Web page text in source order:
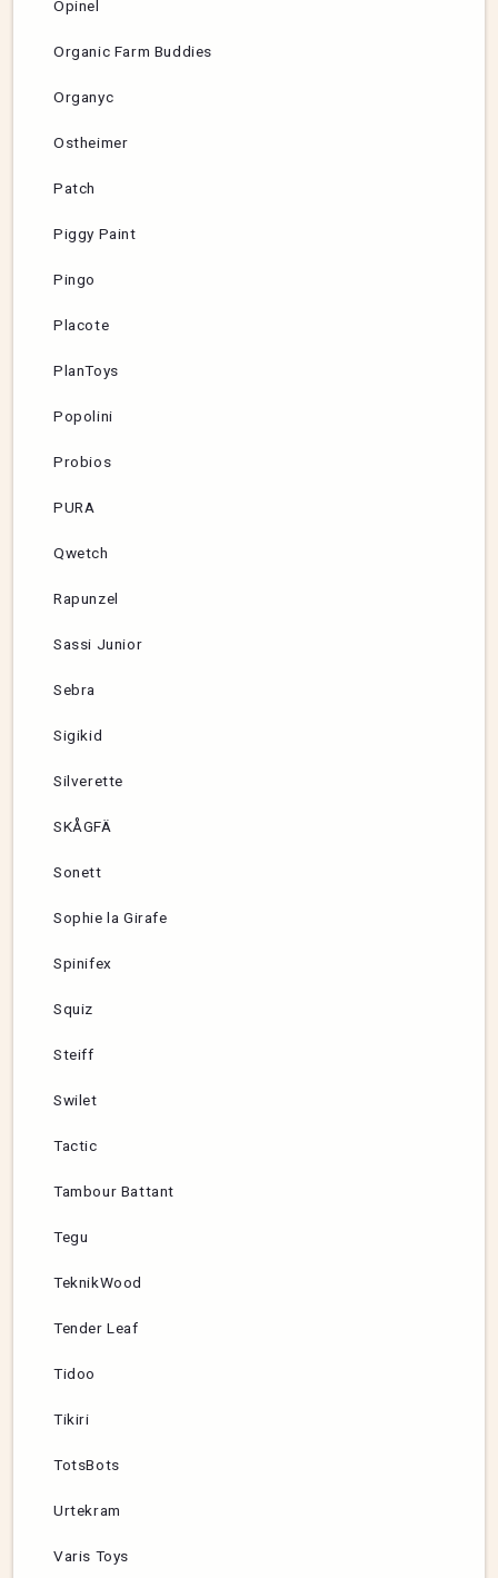
Opinel
Organic Farm Buddies
Organyc
Ostheimer
Patch
Piggy Paint
Pingo
Placote
PlanToys
Popolini
Probios
PURA
Qwetch
Rapunzel
Sassi Junior
Sebra
Sigikid
Silverette
SKÅGFÄ
Sonett
Sophie la Girafe
Spinifex
Squiz
Steiff
Swilet
Tactic
Tambour Battant
Tegu
TeknikWood
Tender Leaf
Tidoo
Tikiri
TotsBots
Urtekram
Varis Toys